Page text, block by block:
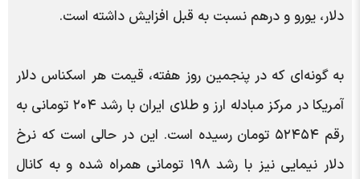
دلار، یورو و درهم نسبت به قبل افزایش داشته است.
به گونه‌ای که در پنجمین روز هفته، قیمت هر اسکناس دلار
آمریکا در مرکز مبادله ارز و طلای ایران با رشد ۲۰۴ تومانی به
رقم ۵۲۴۵۴ تومان رسیده است. این در حالی است که نرخ
دلار نیمایی نیز با رشد ۱۹۸ تومانی همراه شده و به کانال